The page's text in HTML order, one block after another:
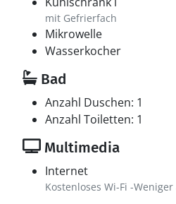
mit Gefrierfach
Mikrowelle
Wasserkocher
Bad
Anzahl Duschen: 1
Anzahl Toiletten: 1
Multimedia
Internet
Kostenloses Wi-Fi -